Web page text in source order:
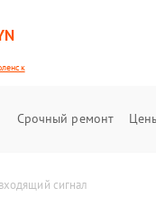
Срочный ремонт
сигнал